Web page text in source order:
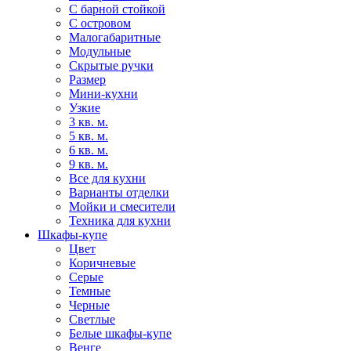
С барной стойкой
С островом
Малогабаритные
Модульные
Скрытые ручки
Размер
Мини-кухни
Узкие
3 кв. м.
5 кв. м.
6 кв. м.
9 кв. м.
Все для кухни
Варианты отделки
Мойки и смесители
Техника для кухни
Шкафы-купе
Цвет
Коричневые
Серые
Темные
Черные
Светлые
Белые шкафы-купе
Венге